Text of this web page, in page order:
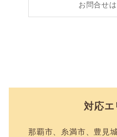
お問合せ
対応エ
那覇市、糸満市、豊見